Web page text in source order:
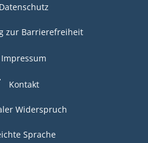
Datenschutz
zur Barrierefreiheit
Impressum
Kontakt
Widerspruch
Sprache